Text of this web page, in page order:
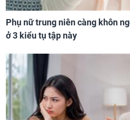
Phụ nữ trung niên càng khôn
ở 3 kiểu tụ tập này